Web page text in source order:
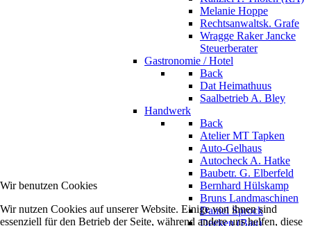
Melanie Hoppe
Rechtsanwaltsk. Grafe
Wragge Raker Jancke
Steuerberater
Gastronomie / Hotel
Back
Dat Heimathuus
Saalbetrieb A. Bley
Handwerk
Back
Atelier MT Tapken
Auto-Gelhaus
Autocheck A. Hatke
Baubetr. G. Elberfeld
Bernhard Hülskamp
Bruns Landmaschinen
Daniel Sprock
Deeken (Bau)
Wir benutzen Cookies
Wir nutzen Cookies auf unserer Website. Einige von ihnen sind
essenziell für den Betrieb der Seite, während andere uns helfen, diese